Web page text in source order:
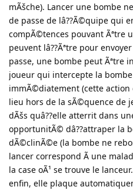
mÃšche). Lancer une bombe
de passe de lâ??Ã©quipe qui
compÃ©tences pouvant Ãªtre
peuvent lâ??Ãªtre pour
passe, une bombe peut Ãªtre
joueur qui intercepte la
immÃ©diatement (cette
lieu hors de la sÃ©quence de
dÃšs quâ??elle atterrit dans
opportunitÃ© dâ??attraper la
dÃ©clinÃ©e (la bombe ne
lancer correspond Ã une
la case oÃ¹ se trouve le
enfin, elle plaque